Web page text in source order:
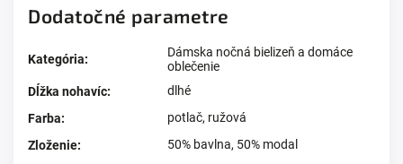
Dodatočné parametre
Kategória:
Dámska nočná bielizeň a domáce
oblečenie
Dĺžka nohavíc:
dlhé
Farba: potlač, ružová
Zloženie:
50% bavlna, 50% modal